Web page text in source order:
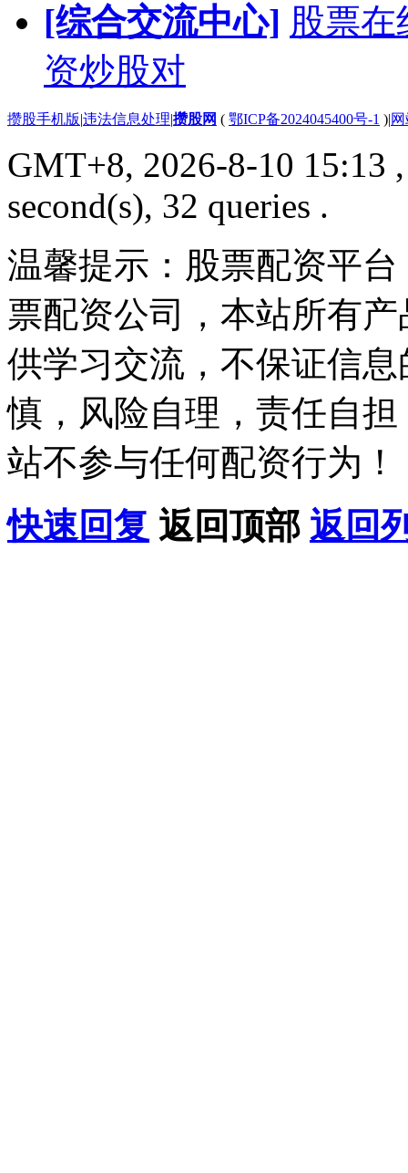
[综合交流中心] 股票
资炒股对
攒股手机版|违法信息处理|攒股网 ( 鄂ICP备2024045400号-1 )|
GMT+8, 2026-8-10 15:13
second(s), 32 queries .
温馨提示：股票配资平
票配资公司，本站所有
供学习交流，不保证信
慎，风险自理，责任自
站不参与任何配资行为！
快速回复 返回顶部 返回